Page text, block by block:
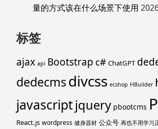
量的方式该在什么场景下使用
标签
ajax api Bootstrap c# ChatGPT
dedecmsdivcss ecshop HBuilder
javascriptjquery pbootcms
React.js wordpress 健身器材 公众号 再也不用学习